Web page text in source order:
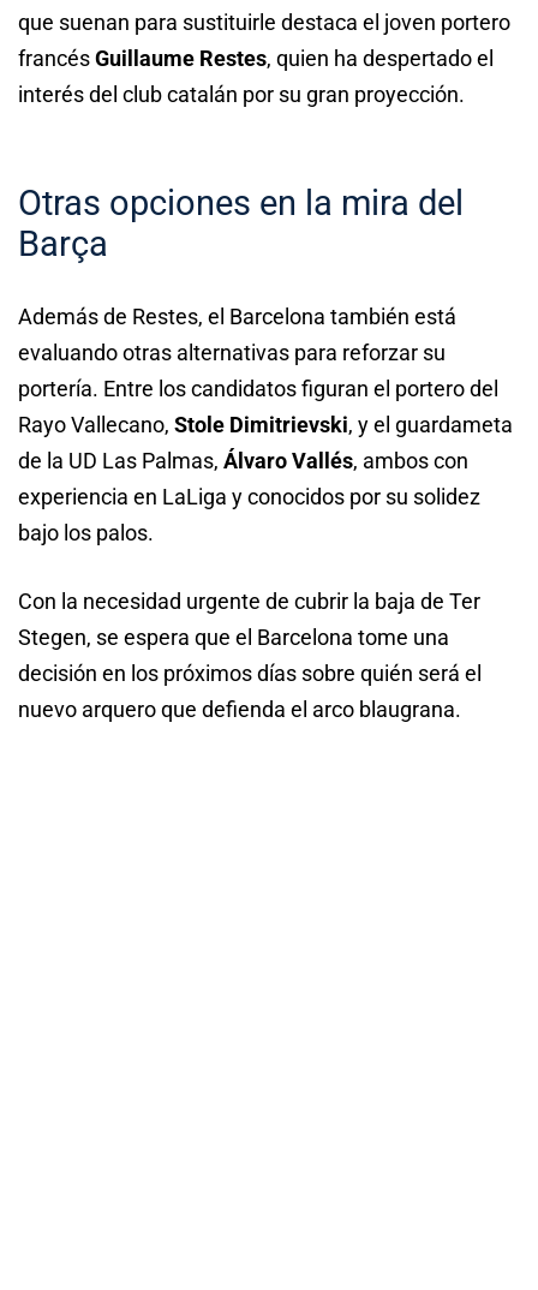
que suenan para sustituirle destaca el joven portero
francésGuillaume Restes, quien ha despertado el
interés del club catalán por su gran proyección.
Otras opciones en la mira del
Barça
Además de Restes, el Barcelona también está
evaluando otras alternativas para reforzar su
portería. Entre los candidatos figuran el portero del
Rayo Vallecano, Stole Dimitrievski, y el guardameta
de la UD Las Palmas, Álvaro Vallés, ambos con
experiencia en LaLiga y conocidos por su solidez
bajo los palos.
Con la necesidad urgente de cubrir la baja de Ter
Stegen, se espera que el Barcelona tome una
decisión en los próximos días sobre quién será el
nuevo arquero que defienda el arco blaugrana.